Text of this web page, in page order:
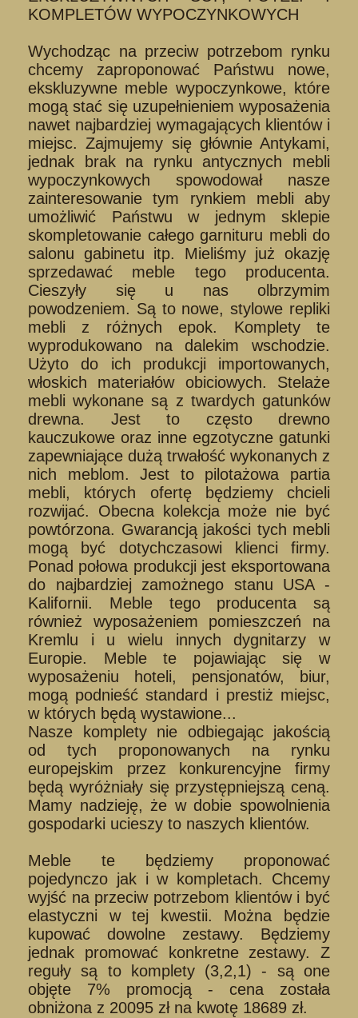
KOMPLETÓW WYPOCZYNKOWYCH
Wychodząc na przeciw potrzebom rynku
chcemy zaproponować Państwu nowe,
ekskluzywne meble wypoczynkowe, które
mogą stać się uzupełnieniem wyposażenia
nawet najbardziej wymagających klientów i
miejsc. Zajmujemy się głównie Antykami,
jednak brak na rynku antycznych mebli
wypoczynkowych spowodował nasze
zainteresowanie tym rynkiem mebli aby
umożliwić Państwu w jednym sklepie
skompletowanie całego garnituru mebli do
salonu gabinetu itp. Mieliśmy już okazję
sprzedawać meble tego producenta.
Cieszyły się u nas olbrzymim
powodzeniem. Są to nowe, stylowe repliki
mebli z różnych epok. Komplety te
wyprodukowano na dalekim wschodzie.
Użyto do ich produkcji importowanych,
włoskich materiałów obiciowych. Stelaże
mebli wykonane są z twardych gatunków
drewna. Jest to często drewno
kauczukowe oraz inne egzotyczne gatunki
zapewniające dużą trwałość wykonanych z
nich meblom. Jest to pilotażowa partia
mebli, których ofertę będziemy chcieli
rozwijać. Obecna kolekcja może nie być
powtórzona. Gwarancją jakości tych mebli
mogą być dotychczasowi klienci firmy.
Ponad połowa produkcji jest eksportowana
do najbardziej zamożnego stanu USA -
Kalifornii. Meble tego producenta są
również wyposażeniem pomieszczeń na
Kremlu i u wielu innych dygnitarzy w
Europie. Meble te pojawiając się w
wyposażeniu hoteli, pensjonatów, biur,
mogą podnieść standard i prestiż miejsc,
w których będą wystawione...
Nasze komplety nie odbiegając jakością
od tych proponowanych na rynku
europejskim przez konkurencyjne firmy
będą wyróżniały się przystępniejszą ceną.
Mamy nadzieję, że w dobie spowolnienia
gospodarki ucieszy to naszych klientów.
Meble te będziemy proponować
pojedynczo jak i w kompletach. Chcemy
wyjść na przeciw potrzebom klientów i być
elastyczni w tej kwestii. Można będzie
kupować dowolne zestawy. Będziemy
jednak promować konkretne zestawy. Z
reguły są to komplety (3,2,1) - są one
objęte 7% promocją - cena została
obniżona z 20095 zł na kwotę 18689 zł.